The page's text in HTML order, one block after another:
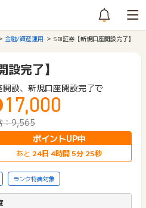
金融/資産運用 SBI証券【新規口座開設完了】
完了】
開設、新規口座開設完了で
17,000
：9,565
ポイントUP中
あと 24日 4時間 5分 25秒
ランク特典対象